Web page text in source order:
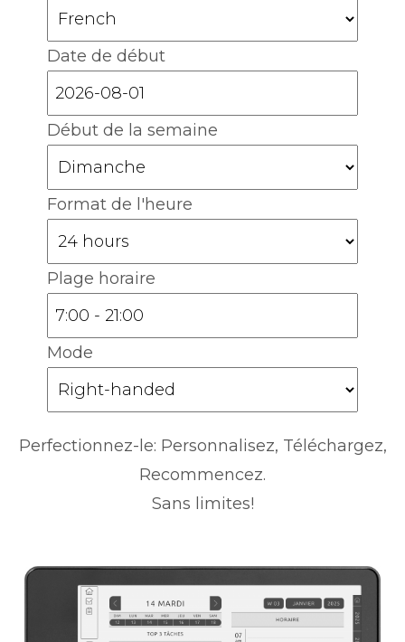
Date de début
Début de la semaine
Format de l'heure
Plage horaire
Mode
Perfectionnez-le: Personnalisez, Téléchargez,
Recommencez.
Sans limites!